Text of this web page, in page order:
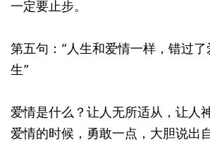
一定要止步。
第五句：“人生和爱情一样，错过了
生”
爱情是什么？让人无所适从，让人
爱情的时候，勇敢一点，大胆说出